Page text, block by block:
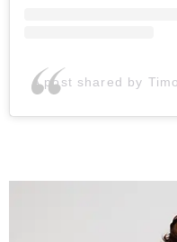
A post shared by